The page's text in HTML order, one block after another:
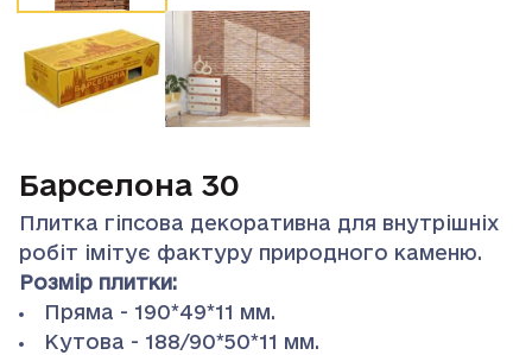
Барселона 30
Плитка гіпсова декоративна для внутрішніх
робіт імітує фактуру природного каменю.
Розмір плитки:
Пряма - 190*49*11 мм.
Кутова - 188/90*50*11 мм.